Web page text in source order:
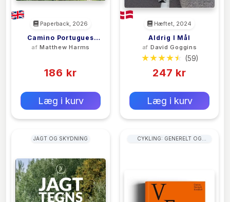
Paperback, 2026
Camino Portugues
(6th)
afMatthew Harms
186 kr
Læg i kurv
Hæftet, 2024
Aldrig I Mål
af David Goggins
(59)
247 kr
Læg i kurv
JAGT OG SKYDNING
CYKLING: GENERELT OG